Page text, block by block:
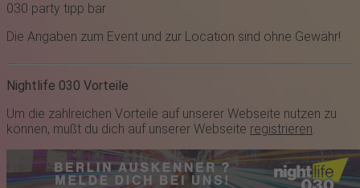
030 party tipp bar
Die Angaben zum Event und zur Location sind ohne Gewähr!
Nightlife 030 Vorteile
Um die zahlreichen Vorteile auf unserer Webseite nutzen zu
können, mußt du dich auf unserer Webseite registrieren.